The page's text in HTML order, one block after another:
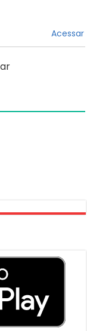
Acessar